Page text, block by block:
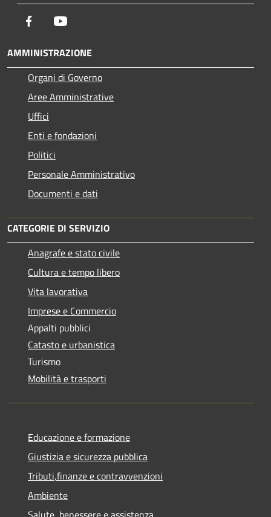
Facebook
AMMINISTRAZIONE
Organi di Governo
Aree Amministrative
Uffici
Enti e fondazioni
Politici
Personale Amministrativo
Documenti e dati
CATEGORIE DI SERVIZIO
Anagrafe e stato civile
Cultura e tempo libero
Vita lavorativa
Imprese e Commercio
Appalti pubblici
Catasto e urbanistica
Turismo
Mobilità e trasporti
Educazione e formazione
Giustizia e sicurezza pubblica
Tributi,finanze e contravvenzioni
Ambiente